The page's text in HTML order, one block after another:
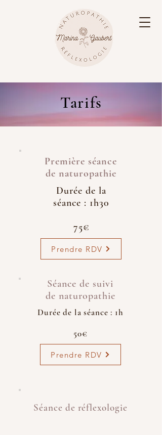
Tarifs
Première séance
de naturopathie
Durée de la
séance : 1h30
75€
Prendre RDV
Séance de suivi
de naturopathie
Durée de la séance : 1h
50€
Prendre RDV
Séance de réflexologie